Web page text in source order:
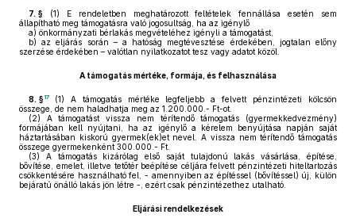
7. § (1) E rendeletben meghatározott feltételek fennállása esetén sem
állapítható meg támogatásra való jogosultság, ha az igénylő
a) önkormányzati bérlakás megvételéhez igényli a támogatást,
b) az eljárás során – a hatóság megtévesztése érdekében, jogtalan előny
szerzése érdekében – valótlan nyilatkozatot tesz vagy adatot közöl.
A támogatás mértéke, formája, és felhasználása
8. §17 (1) A támogatás mértéke legfeljebb a felvett pénzintézeti kölcsön
összege, de nem haladhatja meg az 1.200.000.- Ft-ot.
(2) A támogatást vissza nem térítendő támogatás (gyermekkedvezmény)
formájában kell nyújtani, ha az igénylő a kérelem benyújtása napján saját
háztartásában kiskorú gyermek(ek)et nevel. A vissza nem térítendő támogatás
összege gyermekenként 300.000.- Ft.
(3) A támogatás kizárólag első saját tulajdonú lakás vásárlása, építése,
bővítése, emelet, illetve tetőtér beépítése céljára felvett pénzintézeti hiteltartozás
csökkentésére használható fel, - amennyiben az építéssel (bővítéssel) új, külön
bejáratú önálló lakás jön létre -, ezért csak pénzintézethez utalható.
Eljárási rendelkezések